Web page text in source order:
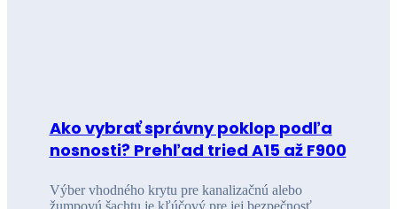
Ako vybrať správny poklop podľa
nosnosti? Prehľad tried A15 až F900
Výber vhodného krytu pre kanalizačnú alebo